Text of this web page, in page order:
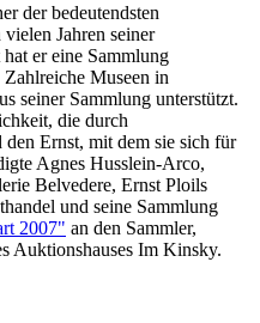
der bedeutendsten
Jahren seiner
er eine Sammlung
Museen in
seiner Sammlung unterstützt.
die durch
Ernst, mit dem sie sich für
Agnes Husslein-Arco,
Belvedere, Ernst Ploils
und seine Sammlung
2007" an den Sammler,
Auktionshauses Im Kinsky.